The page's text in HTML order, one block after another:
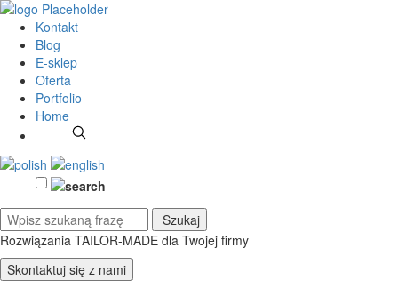
Kontakt
Blog
E-sklep
Oferta
Portfolio
Home
Rozwiązania TAILOR-MADE dla Twojej firmy
Skontaktuj się z nami